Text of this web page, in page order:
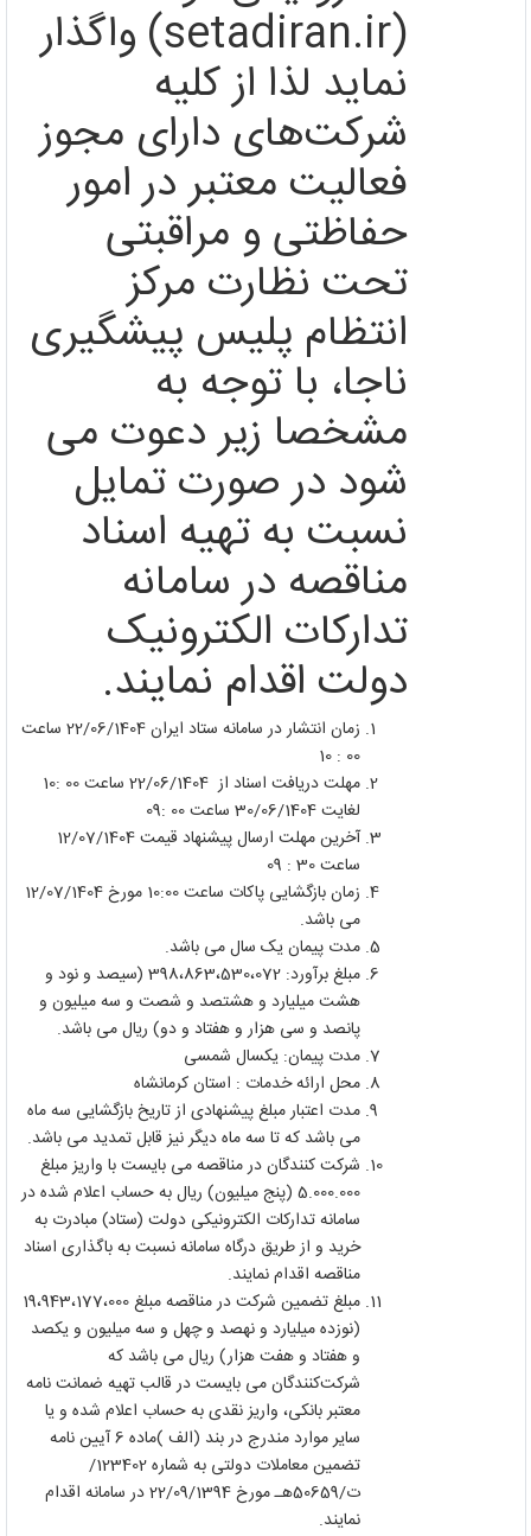
(setadiran.ir)واگذار
نماید لذا از کلیه
شرکت‌های دارای مجوز
فعالیت معتبر در امور
حفاظتی و مراقبتی
تحت نظارت مرکز
انتظام پلیس پیشگیری
ناجا، با توجه به
مشخصا زیر دعوت می
شود در صورت تمایل
نسبت به تهیه اسناد
مناقصه در سامانه
تدارکات الکترونیک
دولت اقدام نمایند.
زمان انتشار در سامانه ستاد ایران 22/06/1404 ساعت
00 : 10
مهلت دریافت اسناد از 22/06/1404 ساعت 00 :10
لغایت 30/06/1404 ساعت 00 :09
آخرین مهلت ارسال پیشنهاد قیمت 12/07/1404
ساعت 30 : 09
زمان بازگشایی پاکات ساعت 10:00 مورخ 12/07/1404
می باشد.
مدت پیمان یک سال می باشد.
مبلغ برآورد: 398،863،530،072 (سیصد و نود و
هشت میلیارد و هشتصد و شصت و سه میلیون و
پانصد و سی هزار و هفتاد و دو) ریال می باشد.
مدت پیمان: یکسال شمسی
محل ارائه خدمات : استان کرمانشاه
مدت اعتبار مبلغ پیشنهادی از تاریخ بازگشایی سه ماه
می باشد که تا سه ماه دیگر نیز قابل تمدید می باشد.
شرکت کنندگان در مناقصه می بایست با واریز مبلغ
5.000.000 (پنج میلیون) ریال به حساب اعلام شده در
سامانه تدارکات الکترونیکی دولت (ستاد) مبادرت به
خرید و از طریق درگاه سامانه نسبت به باگذاری اسناد
مناقصه اقدام نمایند.
مبلغ تضمین شرکت در مناقصه مبلغ19،943،177،000
(نوزده میلیارد و نهصد و چهل و سه میلیون و یکصد
و هفتاد و هفت هزار) ریال می باشد که
شرکت‌کنندگان می بایست در قالب تهیه ضمانت نامه
معتبر بانکی، واریز نقدی به حساب اعلام شده و یا
سایر موارد مندرج در بند (الف(
ماده 6 آیین نامه
تضمین معاملات دولتی به شماره 123402/
ت/50659هـ مورخ 22/09/1394 در سامانه اقدام
نمایند.